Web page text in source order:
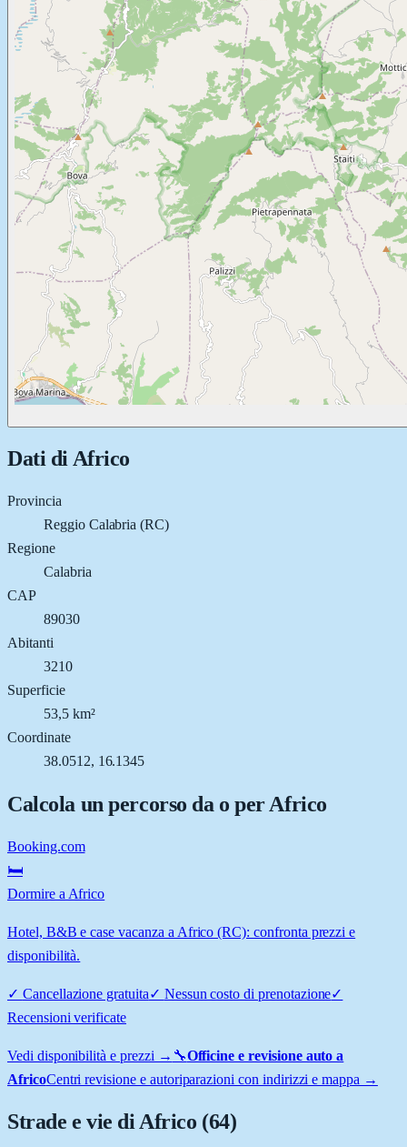
Dati di Africo
Provincia
Reggio Calabria (RC)
Regione
Calabria
CAP
89030
Abitanti
3210
Superficie
53,5 km²
Coordinate
38.0512, 16.1345
Calcola un percorso da o perAfrico
Booking.com
🛏️
Dormire a Africo
Hotel, B&B e case vacanza a Africo (RC): confronta prezzi e
disponibilità.
✓ Cancellazione gratuita✓ Nessun costo di prenotazione✓
Recensioni verificate
Vedi disponibilità e prezzi → 🔧Officine e revisione auto a
AfricoCentri revisione e autoriparazioni con indirizzi e mappa →
Strade e vie diAfrico (64)